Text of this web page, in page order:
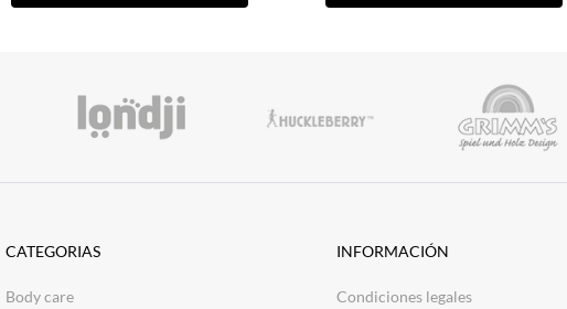
CATEGORIAS
Body care
INFORMACIÓN
Condiciones legales